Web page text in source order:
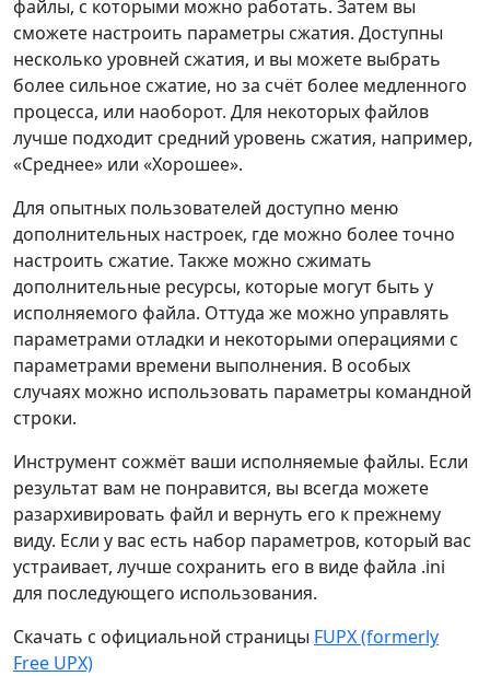
файлы, с которыми можно работать. Затем вы
сможете настроить параметры сжатия. Доступны
несколько уровней сжатия, и вы можете выбрать
более сильное сжатие, но за счёт более медленного
процесса, или наоборот. Для некоторых файлов
лучше подходит средний уровень сжатия, например,
«Среднее» или «Хорошее».
Для опытных пользователей доступно меню
дополнительных настроек, где можно более точно
настроить сжатие. Также можно сжимать
дополнительные ресурсы, которые могут быть у
исполняемого файла. Оттуда же можно управлять
параметрами отладки и некоторыми операциями с
параметрами времени выполнения. В особых
случаях можно использовать параметры командной
строки.
Инструмент сожмёт ваши исполняемые файлы. Если
результат вам не понравится, вы всегда можете
разархивировать файл и вернуть его к прежнему
виду. Если у вас есть набор параметров, который вас
устраивает, лучше сохранить его в виде файла .ini
для последующего использования.
Скачать с официальной страницы FUPX (formerly
Free UPX)